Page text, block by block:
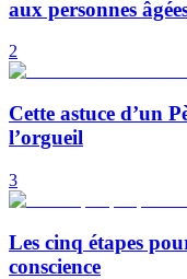
aux personnes
2
Cette astuce d’un
l’orgueil
3
Les cinq étapes
conscience